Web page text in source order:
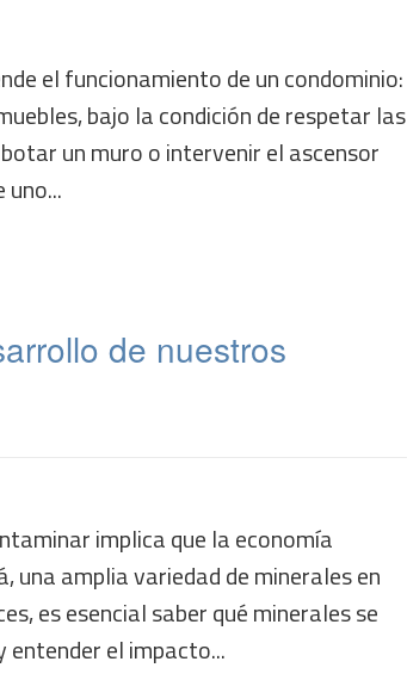
el funcionamiento de un condominio:
bajo la condición de respetar las
un muro o intervenir el ascensor
uno...
de nuestros
implica que la economía
una amplia variedad de minerales en
es esencial saber qué minerales se
entender el impacto...